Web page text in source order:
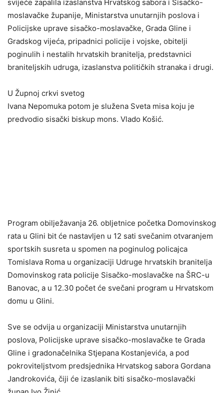
svijeće zapalila izaslanstva Hrvatskog sabora i Sisačko-
moslavačke županije, Ministarstva unutarnjih poslova i
Policijske uprave sisačko-moslavačke, Grada Gline i
Gradskog vijeća, pripadnici policije i vojske, obitelji
poginulih i nestalih hrvatskih branitelja, predstavnici
braniteljskih udruga, izaslanstva političkih stranaka i drugi.
U Župnoj crkvi svetog
Ivana Nepomuka potom je služena Sveta misa koju je
predvodio sisački biskup mons. Vlado Košić.
Program obilježavanja 26. obljetnice početka Domovinskog
rata u Glini bit će nastavljen u 12 sati svečanim otvaranjem
sportskih susreta u spomen na poginulog policajca
Tomislava Roma u organizaciji Udruge hrvatskih branitelja
Domovinskog rata policije Sisačko-moslavačke na ŠRC-u
Banovac, a u 12.30 počet će svečani program u Hrvatskom
domu u Glini.
Sve se odvija u organizaciji Ministarstva unutarnjih
poslova, Policijske uprave sisačko-moslavačke te Grada
Gline i gradonačelnika Stjepana Kostanjevića, a pod
pokroviteljstvom predsjednika Hrvatskog sabora Gordana
Jandrokovića, čiji će izaslanik biti sisačko-moslavački